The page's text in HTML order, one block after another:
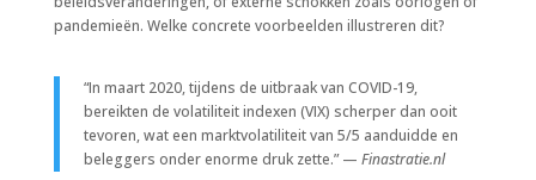
pandemieën. Welke concrete voorbeelden illustreren dit?
“In maart 2020, tijdens de uitbraak van COVID-19,
bereikten de volatiliteit indexen (VIX) scherper dan ooit
tevoren, wat een marktvolatiliteit van 5/5 aanduidde en
beleggers onder enorme druk zette.” — Finastratie.nl